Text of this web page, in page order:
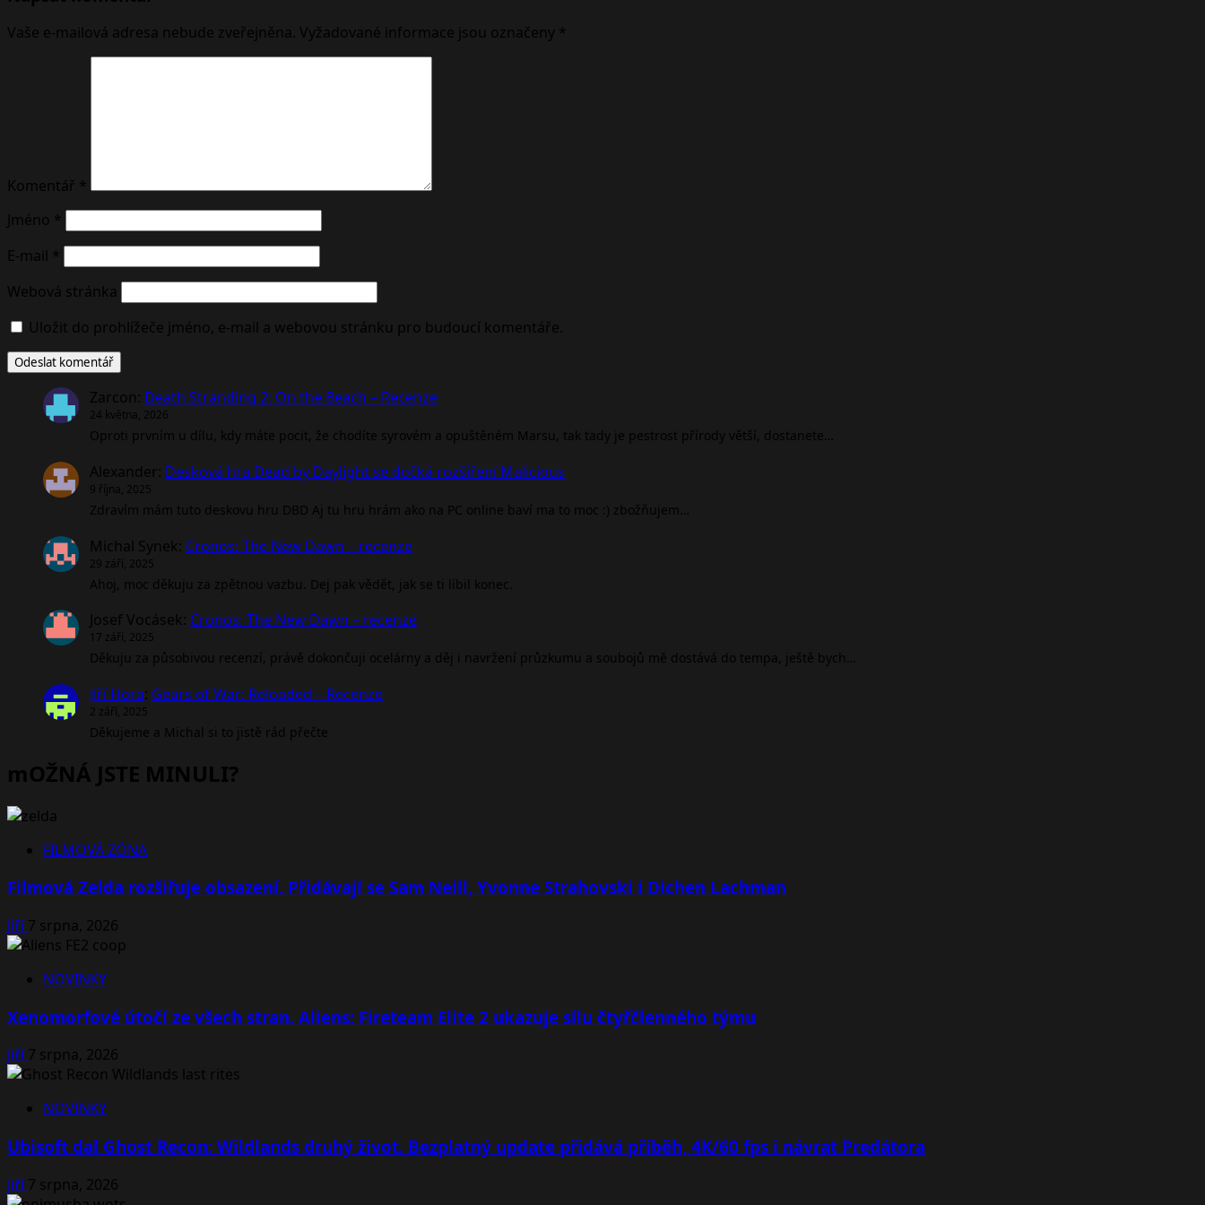
Vaše e-mailová adresa nebude zveřejněna. Vyžadované informace jsou označeny *
Komentář *
Jméno *
E-mail *
Webová stránka
Uložit do prohlížeče jméno, e-mail a webovou stránku pro budoucí komentáře.
Zarcon: Death Stranding 2: On the Beach – Recenze
24 května, 2026
Oproti prvním u dílu, kdy máte pocit, že chodíte syrovém a opuštěném Marsu, tak tady je pestrost přírody větší, dostanete…
Alexander: Desková hra Dead by Daylight se dočká rozšíření Malicious
9 října, 2025
Zdravím mám tuto deskovu hru DBD Aj tu hru hrám ako na PC online baví ma to moc :) zbožňujem…
Michal Synek: Cronos: The New Dawn – recenze
29 září, 2025
Ahoj, moc děkuju za zpětnou vazbu. Dej pak vědět, jak se ti líbil konec.
Josef Vocásek: Cronos: The New Dawn – recenze
17 září, 2025
Děkuju za působivou recenzí, právě dokončuji ocelárny a děj i navržení průzkumu a soubojů mě dostává do tempa, ještě bych…
Jiří Hora: Gears of War: Reloaded – Recenze
2 září, 2025
Děkujeme a Michal si to jistě rád přečte
mOŽNÁ JSTE MINULI?
FILMOVÁ ZÓNA
Filmová Zelda rozšiřuje obsazení. Přidávají se Sam Neill, Yvonne Strahovski i Dichen Lachman
Jiří7 srpna, 2026
NOVINKY
Xenomorfové útočí ze všech stran. Aliens: Fireteam Elite 2 ukazuje sílu čtyřčlenného týmu
Jiří7 srpna, 2026
NOVINKY
Ubisoft dal Ghost Recon: Wildlands druhý život. Bezplatný update přidává příběh, 4K/60 fps i návrat Predátora
Jiří7 srpna, 2026